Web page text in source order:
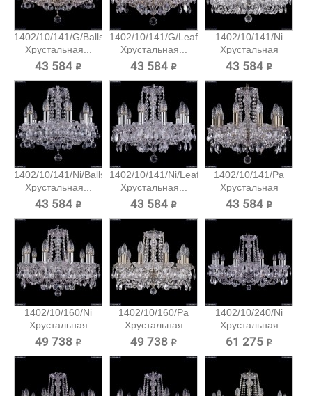
1402/10/141/G/Balls
Хрустальная...
43 584 ₽
1402/10/141/G/Leafs
Хрустальная...
43 584 ₽
1402/10/141/Ni
Хрустальная
подвесная...
43 584 ₽
1402/10/141/Ni/Balls
Хрустальная...
43 584 ₽
1402/10/141/Ni/Leafs
Хрустальная...
43 584 ₽
1402/10/141/Pa
Хрустальная
подвесная...
43 584 ₽
1402/10/160/Ni
Хрустальная
подвесная...
49 738 ₽
1402/10/160/Pa
Хрустальная
подвесная...
49 738 ₽
1402/10/240/Ni
Хрустальная
подвесная...
61 275 ₽